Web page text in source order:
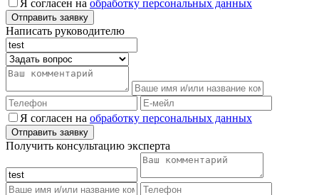
Я согласен на обработку персональных данных
Написать руководителю
Я согласен на обработку персональных данных
Получить консультацию эксперта